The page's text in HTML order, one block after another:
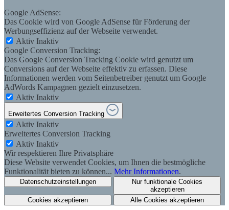
Google AdSense:
Das Cookie wird von Google AdSense für Förderung der
Werbungseffizienz auf der Webseite verwendet.
Aktiv Inaktiv
Google Conversion Tracking:
Das Google Conversion Tracking Cookie wird genutzt um
Conversions auf der Webseite effektiv zu erfassen. Diese
Informationen werden vom Seitenbetreiber genutzt um Google
AdWords Kampagnen gezielt einzusetzen.
Aktiv Inaktiv
Erweitertes Conversion Tracking
Aktiv Inaktiv
Erweitertes Conversion Tracking
Aktiv Inaktiv
Wir respektieren Ihre Privatsphäre
Diese Website verwendet Cookies, um Ihnen die bestmögliche
Funktionalität bieten zu können... Mehr Informationen.
Datenschutzeinstellungen
Nur funktionale Cookies
akzeptieren
Cookies akzeptieren
Alle Cookies akzeptieren